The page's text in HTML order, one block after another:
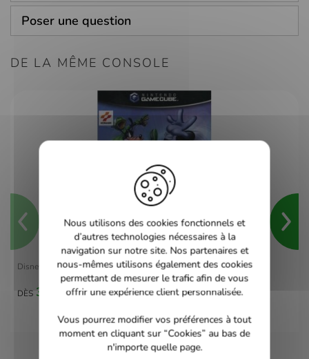
Poser une question
DE LA MÊME CONSOLE
Disney Sports Skateboarding - Gamecube
DÈS 30,00 €
Nous utilisons des cookies fonctionnels et
d’autres technologies nécessaires à la
navigation sur notre site. Nos partenaires et
nous-mêmes utilisons également des cookies
permettant de mesurer le trafic afin de vous
offrir une expérience client personnalisée.
Vous pourrez modifier vos préférences à tout
moment en cliquant sur “Cookies” au bas de
n'importe quelle page.